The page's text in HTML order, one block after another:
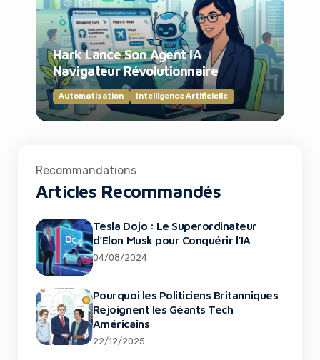
Hark Lance Son Agent IA
Navigateur Révolutionnaire
Automatisation Intelligence Artificielle
Recommandations
Articles Recommandés
Tesla Dojo : Le Superordinateur
d’Elon Musk pour Conquérir l’IA
04/08/2024
Pourquoi les Politiciens Britanniques
Rejoignent les Géants Tech
Américains
22/12/2025